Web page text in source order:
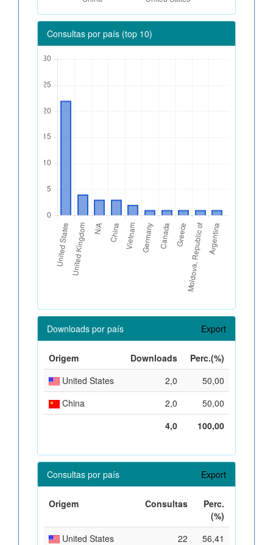
Consultas por país (top 10)
Downloads por país Export
Origem Downloads
Perc.(%)
United States
2,0
50,00
China
2,0
50,00
4,0
100,00
Consultas por país Export
Origem Consultas
Perc.
(%)
United States
22
56,41